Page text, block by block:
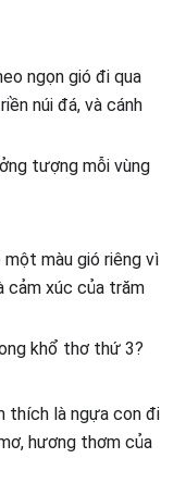
ngọn gió đi qua
núi đá, và cánh
tượng mỗi vùng
màu gió riêng vì
cảm xúc của trăm
khổ thơ thứ 3?
thích là ngựa con đi
hương thơm của